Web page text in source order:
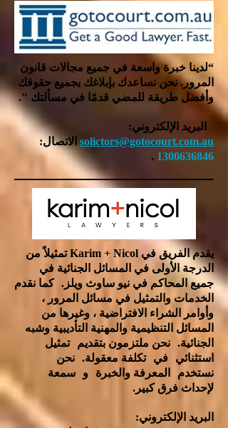
“لدينا خبرة واسعة في جميع مجالات قانون
المرور. نحن نساعدك بإبلاغك بجميع حقوقك
وأفضل طريقة للمضي قدمًا في مسألتك ".
البريد الإلكتروني:
solictors@gotocourt.com.auالاتصال:
1300636846
.
يقدم الفريق في Karim + Nicol تمثيلاً من
الدرجة الأولى في المسائل الجنائية في
جميع المحاكم في نيو ساوث ويلز. كما نقدم
الخدمات والتمثيل في مسائل المرور ،
وأوامر الشراء الافتراضية ، وغيرها من
المسائل التنظيمية والمهنية التأديبية وشبه
الجنائية. نحن ملتزمون بتقديم
تمثيل
استثنائي
في تكلفة معقولة. نحن
نستخدم
المعرفة والخبرة و
سمعة
لإحداث فرق كبير.
البريد الإلكتروني: